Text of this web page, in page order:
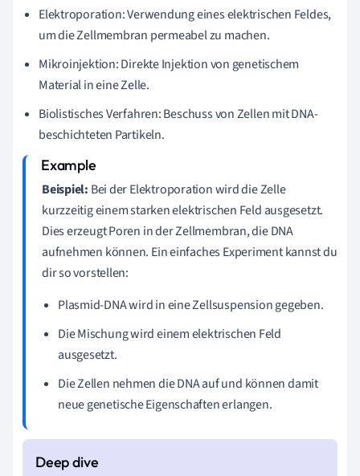
Elektroporation: Verwendung eines elektrischen Feldes,
um die Zellmembran permeabel zu machen.
Mikroinjektion: Direkte Injektion von genetischem
Material in eine Zelle.
Biolistisches Verfahren: Beschuss von Zellen mit DNA-
beschichteten Partikeln.
Beispiel: Bei der Elektroporation wird die Zelle
kurzzeitig einem starken elektrischen Feld ausgesetzt.
Dies erzeugt Poren in der Zellmembran, die DNA
aufnehmen können. Ein einfaches Experiment kannst du
dir so vorstellen:
Plasmid-DNA wird in eine Zellsuspension gegeben.
Die Mischung wird einem elektrischen Feld
ausgesetzt.
Die Zellen nehmen die DNA auf und können damit
neue genetische Eigenschaften erlangen.